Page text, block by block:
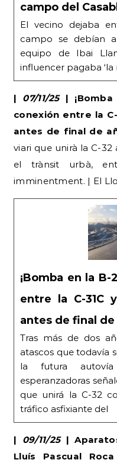
campo del
El vecino dejaba
campo se debían
equipo de Ibai
influencer pagaba
| 07/11/25| ¡Bomba
conexión entre la
antes de final de
viari que unirà la C-
el trànsit urbà,
imminentment. | El
¡Bomba en la
entre la C-31C
antes de final de
Tras más de dos
atascos que todavía
la futura
esperanzadoras
que unirá la C-32
tráfico asfixiante del
| 09/11/25|
Lluís Pascual